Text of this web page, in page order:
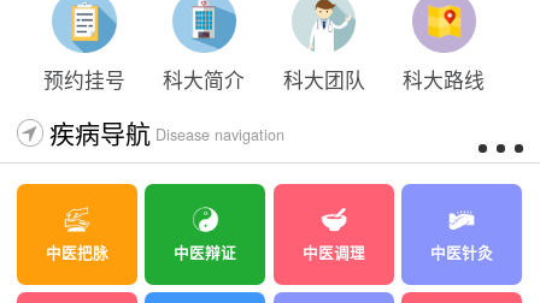
预约挂号 科大简介 科大团队 科大路线
疾病导航 Disease navigation
中医把脉 中医辩证 中医调理 中医针灸